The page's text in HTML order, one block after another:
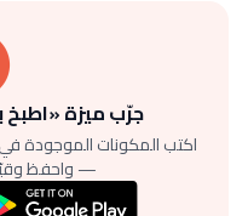
جرّب ميزة
اكتب المكونات الموجودة
— واحفظ